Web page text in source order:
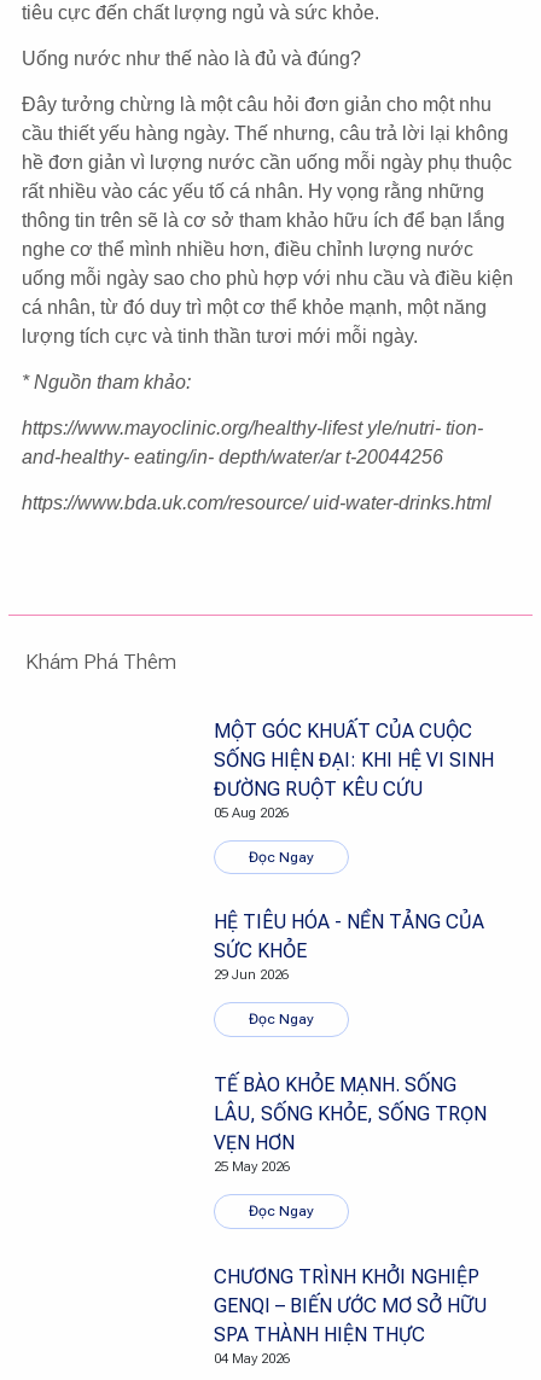
tiêu cực đến chất lượng ngủ và sức khỏe.
Uống nước như thế nào là đủ và đúng?
Đây tưởng chừng là một câu hỏi đơn giản cho một nhu
cầu thiết yếu hàng ngày. Thế nhưng, câu trả lời lại không
hề đơn giản vì lượng nước cần uống mỗi ngày phụ thuộc
rất nhiều vào các yếu tố cá nhân. Hy vọng rằng những
thông tin trên sẽ là cơ sở tham khảo hữu ích để bạn lắng
nghe cơ thể mình nhiều hơn, điều chỉnh lượng nước
uống mỗi ngày sao cho phù hợp với nhu cầu và điều kiện
cá nhân, từ đó duy trì một cơ thể khỏe mạnh, một năng
lượng tích cực và tinh thần tươi mới mỗi ngày.
* Nguồn tham khảo:
https://www.mayoclinic.org/healthy-lifest yle/nutri- tion-
and-healthy- eating/in- depth/water/ar t-20044256
https://www.bda.uk.com/resource/ uid-water-drinks.html
Khám Phá Thêm
MỘT GÓC KHUẤT CỦA CUỘC
SỐNG HIỆN ĐẠI: KHI HỆ VI SINH
ĐƯỜNG RUỘT KÊU CỨU
05 Aug 2026
Đọc Ngay
HỆ TIÊU HÓA - NỀN TẢNG CỦA
SỨC KHỎE
29 Jun 2026
Đọc Ngay
TẾ BÀO KHỎE MẠNH. SỐNG
LÂU, SỐNG KHỎE, SỐNG TRỌN
VẸN HƠN
25 May 2026
Đọc Ngay
CHƯƠNG TRÌNH KHỞI NGHIỆP
GENQI – BIẾN ƯỚC MƠ SỞ HỮU
SPA THÀNH HIỆN THỰC
04 May 2026